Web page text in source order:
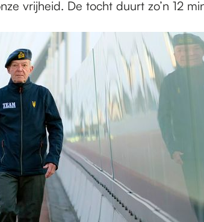
vrijheid. De tocht duurt zo’n 12